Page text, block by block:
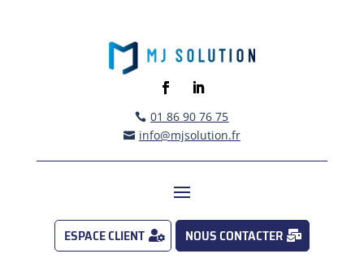
 01 86 90 76 75
 info@mjsolution.fr
ESPACE CLIENT NOUS CONTACTER